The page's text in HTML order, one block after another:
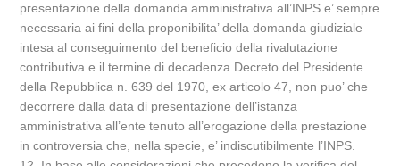
presentazione della domanda amministrativa all’INPS e’ sempre
necessaria ai fini della proponibilita’ della domanda giudiziale
intesa al conseguimento del beneficio della rivalutazione
contributiva e il termine di decadenza Decreto del Presidente
della Repubblica n. 639 del 1970, ex articolo 47, non puo’ che
decorrere dalla data di presentazione dell’istanza
amministrativa all’ente tenuto all’erogazione della prestazione
in controversia che, nella specie, e’ indiscutibilmente l’INPS.